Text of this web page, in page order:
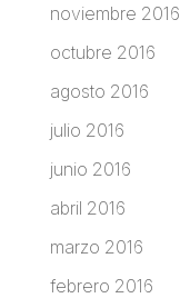
noviembre 2016
octubre 2016
agosto 2016
julio 2016
junio 2016
abril 2016
marzo 2016
febrero 2016